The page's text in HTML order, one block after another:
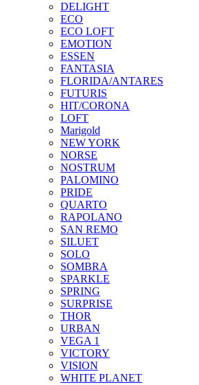
DELIGHT
ECO
ECO LOFT
EMOTION
ESSEN
FANTASIA
FLORIDA/ANTARES
FUTURIS
HIT/CORONA
LOFT
Marigold
NEW YORK
NORSE
NOSTRUM
PALOMINO
PRIDE
QUARTO
RAPOLANO
SAN REMO
SILUET
SOLO
SOMBRA
SPARKLE
SPRING
SURPRISE
THOR
URBAN
VEGA 1
VICTORY
VISION
WHITE PLANET